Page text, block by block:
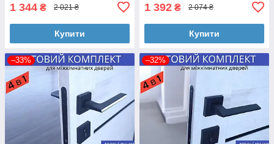
1 344 ₴ 2 021 ₴
Купити
1 392 ₴ 2 074 ₴
Купити
–33% –32%